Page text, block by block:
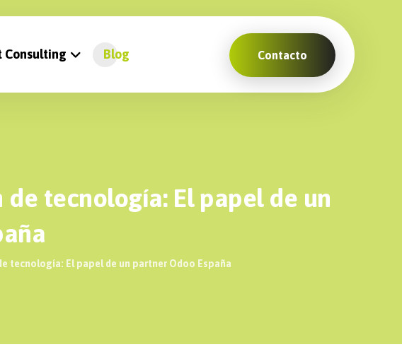
Consulting Blog Contacto
de tecnología: El papel de un
tecnología: El papel de un partner Odoo España